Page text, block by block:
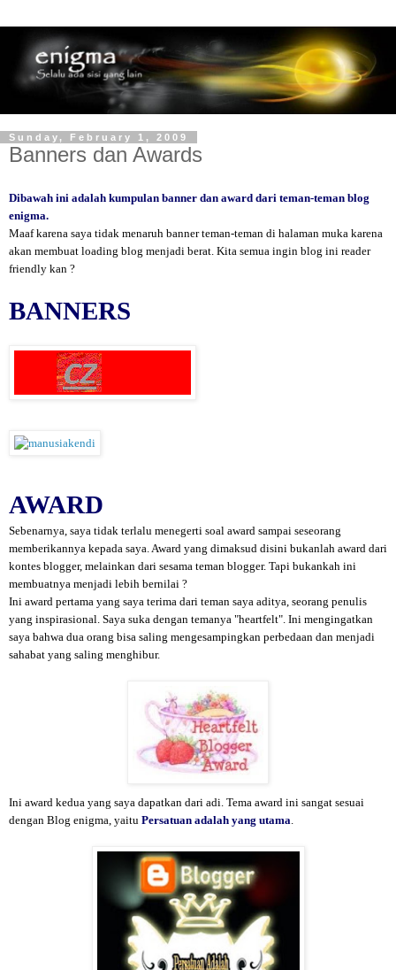
Sunday, February 1, 2009
Banners dan Awards
Dibawah ini adalah kumpulan banner dan award dari teman-teman blog
enigma.
Maaf karena saya tidak menaruh banner teman-teman di halaman muka karena
akan membuat loading blog menjadi berat. Kita semua ingin blog ini reader
friendly kan ?
BANNERS
AWARD
Sebenarnya, saya tidak terlalu menegerti soal award sampai seseorang
memberikannya kepada saya. Award yang dimaksud disini bukanlah award dari
kontes blogger, melainkan dari sesama teman blogger. Tapi bukankah ini
membuatnya menjadi lebih bernilai ?
Ini award pertama yang saya terima dari teman saya aditya , seorang penulis
yang inspirasional. Saya suka dengan temanya "heartfelt". Ini mengingatkan
saya bahwa dua orang bisa saling mengesampingkan perbedaan dan menjadi
sahabat yang saling menghibur.
Ini award kedua yang saya dapatkan dari adi . Tema award ini sangat sesuai
dengan Blog enigma, yaitu Persatuan adalah yang utama